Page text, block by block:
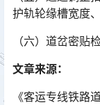
护轨轮缘槽宽度
（六）道岔密贴
文章来源：
《客运专线铁路